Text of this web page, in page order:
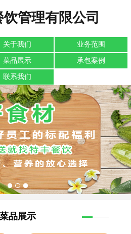
管理有限公司
关于我们 业务范围
菜品展示 承包案例
联系我们
菜品展示